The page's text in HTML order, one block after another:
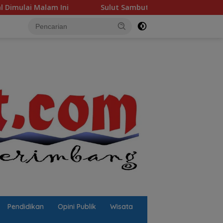
Sulut Sambut “Sekolah Asri”: Hadiah Spesial
Pendidikan Opini Publik Wisata